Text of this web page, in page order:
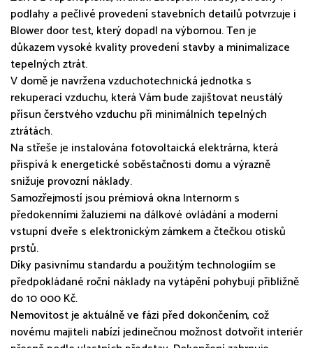
podlahy a pečlivé provedení stavebních detailů potvrzuje i
Blower door test, který dopadl na výbornou. Ten je
důkazem vysoké kvality provedení stavby a minimalizace
tepelných ztrát.
V domě je navržena vzduchotechnická jednotka s
rekuperací vzduchu, která Vám bude zajištovat neustálý
přísun čerstvého vzduchu při minimálních tepelných
ztrátách.
Na střeše je instalována fotovoltaická elektrárna, která
přispívá k energetické soběstačnosti domu a výrazně
snižuje provozní náklady.
Samozřejmostí jsou prémiová okna Internorm s
předokenními žaluziemi na dálkové ovládání a moderní
vstupní dveře s elektronickým zámkem a čtečkou otisků
prstů.
Díky pasivnímu standardu a použitým technologiím se
předpokládané roční náklady na vytápění pohybují přibližně
do 10 000 Kč.
Nemovitost je aktuálně ve fázi před dokončením, což
novému majiteli nabízí jedinečnou možnost dotvořit interiér